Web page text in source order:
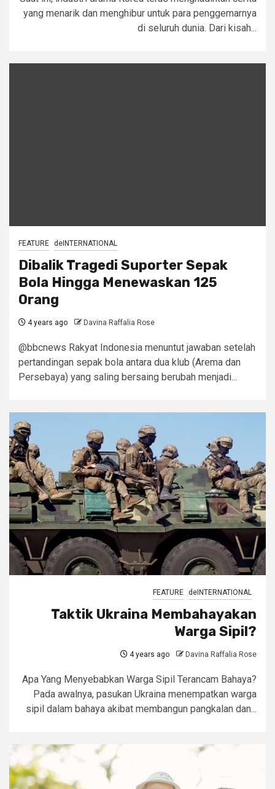
yang menarik dan menghibur untuk para penggemarnya
di seluruh dunia. Dari kisah...
FEATURE deINTERNATIONAL
Dibalik Tragedi Suporter Sepak
Bola Hingga Menewaskan 125
Orang
4 years ago Davina Raffalia Rose
@bbcnews Rakyat Indonesia menuntut jawaban setelah
pertandingan sepak bola antara dua klub (Arema dan
Persebaya) yang saling bersaing berubah menjadi...
FEATURE deINTERNATIONAL
Taktik Ukraina Membahayakan
Warga Sipil?
4 years ago Davina Raffalia Rose
Apa Yang Menyebabkan Warga Sipil Terancam Bahaya?
Pada awalnya, pasukan Ukraina menempatkan warga
sipil dalam bahaya akibat membangun pangkalan dan...